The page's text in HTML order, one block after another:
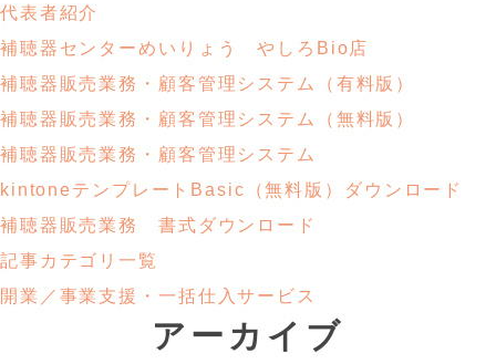
代表者紹介
補聴器センターめいりょう やしろBio店
補聴器販売業務・ 顧客管理システム
（有料版）
補聴器販売業務・ 顧客管理システム
（無料版）
補聴器販売業務・顧客管理システム
kintoneテンプレートBasic （無料版）ダウンロード
補聴器販売業務
書式ダウンロード
記事カテゴリ一覧
開業／事業支援・ 一括仕入サービス
アーカイブ